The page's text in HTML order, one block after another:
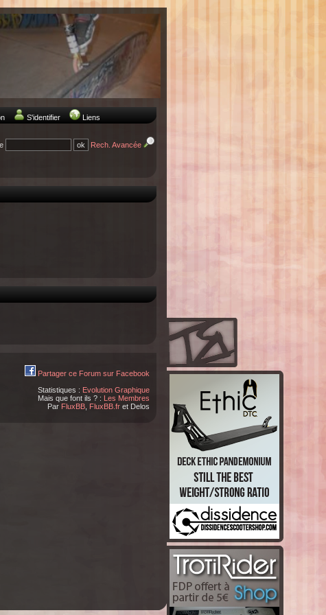
S'identifier Liens
Rech. Avancée
Partager ce Forum sur Facebook
Statistiques : Evolution Graphique
Mais que font ils ? : Les Membres
Par FluxBB FluxBB.fr et Delos